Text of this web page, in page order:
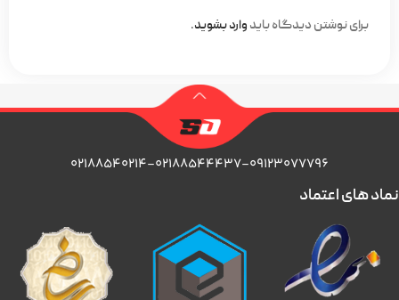
برای نوشتن دیدگاه باید وارد بشوید.
۰۲۱۸۸۵۴۰۲۱۴-۰۲۱۸۸۵۴۴۴۳۷-۰۹۱۲۳۰۷۷۷۹۶
نماد های اعتماد